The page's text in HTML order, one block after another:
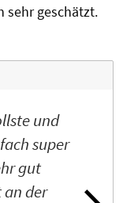
sehr geschätzt.
und
super
gut
an der